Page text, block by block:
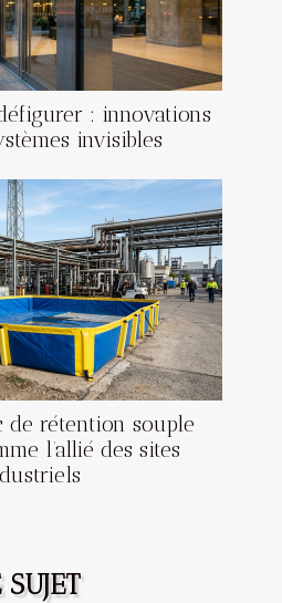
: innovations
invisibles
de rétention souple
l’allié des sites